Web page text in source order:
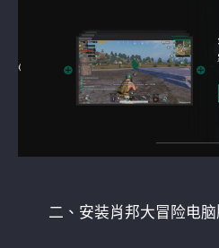
二、安装肖邦大冒险电